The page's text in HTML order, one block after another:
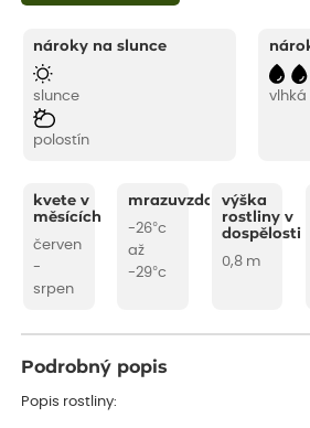
nároky na slunce
slunce
polostín
vlhká
kvete v
měsících
červen
-
srpen
mrazuvzdornost
-26°c
až
-29°c
výška
rostliny v
dospělosti
0,8 m
Podrobný popis
Popis rostliny: